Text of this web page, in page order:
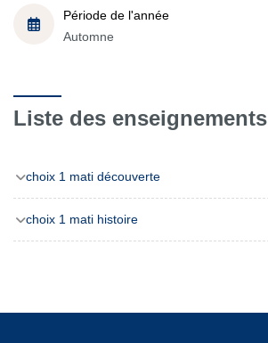
Période de l'année
Automne
Liste des enseignements
choix 1 mati découverte
choix 1 mati histoire